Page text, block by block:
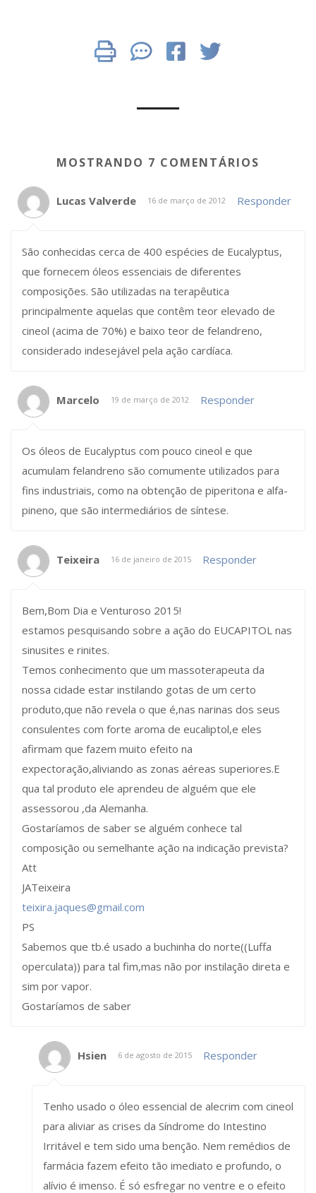
MOSTRANDO 7 COMENTÁRIOS
Lucas Valverde 16 de março de 2012 Responder
São conhecidas cerca de 400 espécies de Eucalyptus,
que fornecem óleos essenciais de diferentes
composições. São utilizadas na terapêutica
principalmente aquelas que contêm teor elevado de
cineol (acima de 70%) e baixo teor de felandreno,
considerado indesejável pela ação cardíaca.
Marcelo 19 de março de 2012 Responder
Os óleos de Eucalyptus com pouco cineol e que
acumulam felandreno são comumente utilizados para
fins industriais, como na obtenção de piperitona e alfa-
pineno, que são intermediários de síntese.
Teixeira 16 de janeiro de 2015 Responder
Bem,Bom Dia e Venturoso 2015!
estamos pesquisando sobre a ação do EUCAPITOL nas
sinusites e rinites.
Temos conhecimento que um massoterapeuta da
nossa cidade estar instilando gotas de um certo
produto,que não revela o que é,nas narinas dos seus
consulentes com forte aroma de eucaliptol,e eles
afirmam que fazem muito efeito na
expectoração,aliviando as zonas aéreas superiores.E
qua tal produto ele aprendeu de alguém que ele
assessorou ,da Alemanha.
Gostaríamos de saber se alguém conhece tal
composição ou semelhante ação na indicação prevista?
Att
JATeixeira
teixira.jaques@gmail.com
PS
Sabemos que tb.é usado a buchinha do norte((Luffa
operculata)) para tal fim,mas não por instilação direta e
sim por vapor.
Gostaríamos de saber
Hsien 6 de agosto de 2015 Responder
Tenho usado o óleo essencial de alecrim com cineol
para aliviar as crises da Síndrome do Intestino
Irritável e tem sido uma benção. Nem remédios de
farmácia fazem efeito tão imediato e profundo, o
alívio é imenso. É só esfregar no ventre e o efeito